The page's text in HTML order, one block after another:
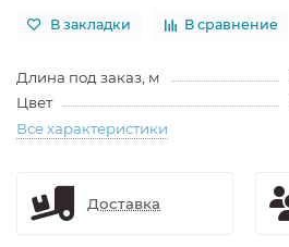
В закладки В сравнение
Длина под заказ, м
Цвет
Все характеристики
Доставка